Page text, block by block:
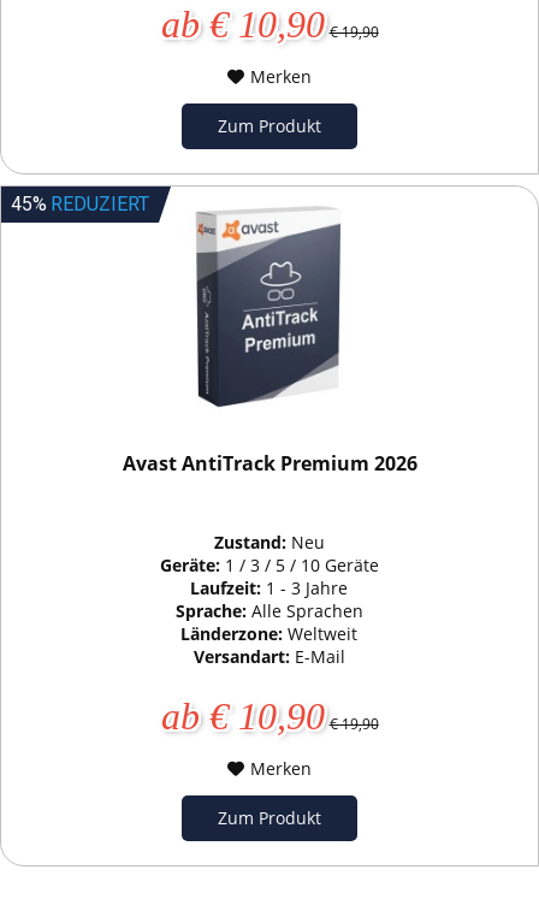
ab € 10,90 € 19,90
Merken
Zum Produkt
45% REDUZIERT
Avast AntiTrack Premium 2026
Zustand: Neu
Geräte: 1 / 3 / 5 / 10 Geräte
Laufzeit: 1 - 3 Jahre
Sprache: Alle Sprachen
Länderzone:Weltweit
Versandart: E-Mail
ab € 10,90 € 19,90
Merken
Zum Produkt